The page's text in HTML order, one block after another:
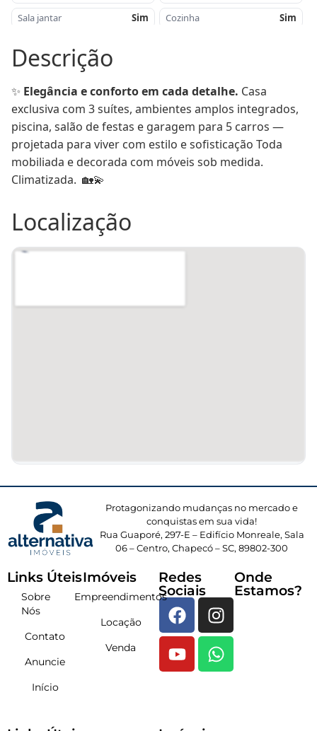
Sala jantar
Sim Cozinha
Sim
Lavabo
Proximidade
Semil Salão de festas
Piscina
Sim Piso
Porcelanato
Sacada
Sim Gás central
Sim
Lote
07 Quadra
Portão eletrônico
Descrição
✨ Elegância e conforto em cada detalhe. Casa
exclusiva com 3 suítes, ambientes amplos integrados,
piscina, salão de festas e garagem para 5 carros —
projetada para viver com estilo e sofisticação Toda
mobiliada e decorada com móveis sob medida.
Climatizada.  🏡💫
Localização
Protagonizando mudanças no mercado e
conquistas em sua vida!
Rua Guaporé, 297-E – Edifício Monreale, Sala
06 – Centro, Chapecó – SC, 89802-300
Links Úteis
Sobre
Nós
Contato
Anuncie
Início
Imóveis
Empreendimentos
Locação
Venda
Redes
Sociais
Onde
Estamos?